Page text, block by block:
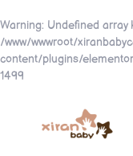
Warning: Undefined array
/www/wwwroot/
content/plugins/
1499